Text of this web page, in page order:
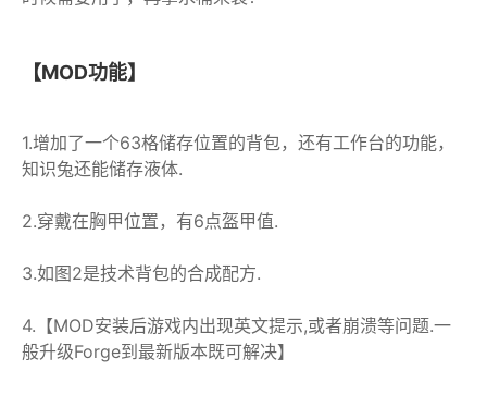
【MOD功能】
1.增加了一个63格储存位置的背包，还有工作台的功能，
知识兔还能储存液体.
2.穿戴在胸甲位置，有6点盔甲值.
3.如图2是技术背包的合成配方.
4.【MOD安装后游戏内出现英文提示,或者崩溃等问题.一
般升级Forge到最新版本既可解决】